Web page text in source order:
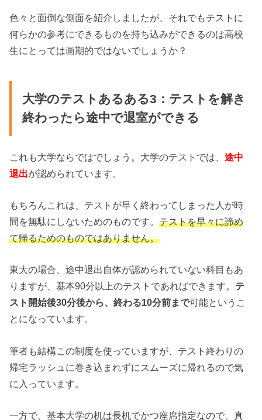
色々と面倒な側面を紹介しましたが、それでもテストに
何らかの参考にできるものを持ち込みができるのは高校
生にとっては画期的ではないでしょうか？
大学のテストあるある3：テストを解き
終わったら途中で退室ができる
これも大学ならではでしょう。大学のテストでは、途中
退出が認められています。
もちろんこれは、テストが早く終わってしまった人が時
間を無駄にしないためのものです。テストを早々に諦め
て帰るためのものではありません。
東大の場合、途中退出自体が認められていない科目もあ
りますが、基本90分以上のテストであればできます。 テ
スト開始後30分後から、終わる10分前まで可能というこ
とになっています。
筆者も結構この制度を使っていますが、テスト終わりの
帰宅ラッシュに巻き込まれずにスムーズに帰れるので気
に入っています。
一方で、基本大学の机は長机でかつ座席指定なので、真